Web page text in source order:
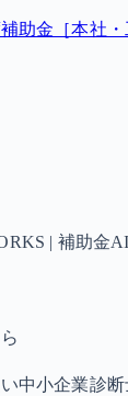
助金［本社
| 補助金
中小企業診